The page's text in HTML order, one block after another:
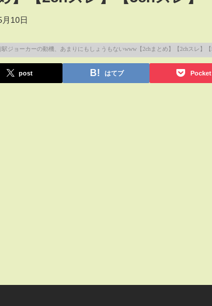
月10日
post はてブ Pocket